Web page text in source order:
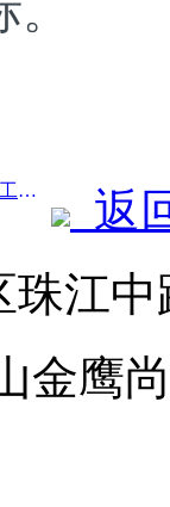
前一篇：西安曲江太平坊项目正式开工，总建面13.7万方
返
江
金